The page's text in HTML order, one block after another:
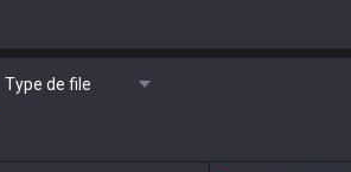
Type de file